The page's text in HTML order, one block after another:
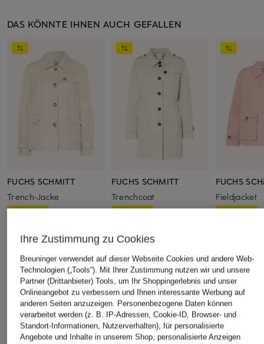
DAS KÖNNTE IHNEN AUCH GEFALLEN
FUCHS SCHMITT
Trench-Jacke
FUCHS SCHMITT
Trenchcoat
FUCHS
Fieldjacket
ÄHNLICHE ARTIKEL ENTDECKEN
Ihre Zustimmung zu Cookies
Breuninger verwendet auf dieser Webseite Cookies und andere Web-
Technologien („Tools“). Mit Ihrer Zustimmung nutzen wir und unsere
Partner (Drittanbieter) Tools, um Ihr Shoppingerlebnis und unser
Onlineangebot zu verbessern und Ihnen interessante Werbung auf
anderen Seiten anzuzeigen. Personenbezogene Daten können
verarbeitet werden (z. B. IP-Adressen, Cookie-ID, Browser- und
Standort-Informationen, Nutzerverhalten), für personalisierte
Angebote und Inhalte in unserem Shop, personalisierte Anzeigen